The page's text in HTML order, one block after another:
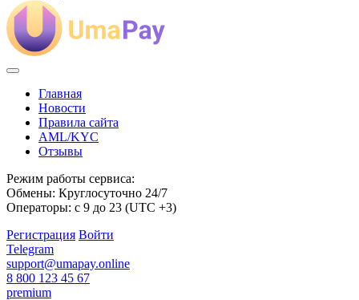
Главная
Новости
Правила сайта
AML/KYC
Отзывы
Режим работы сервиса:
Обмены: Круглосуточно 24/7
Операторы: с 9 до 23 (UTC +3)
Регистрация Войти
Telegram
support@umapay.online
8 800 123 45 67
premium